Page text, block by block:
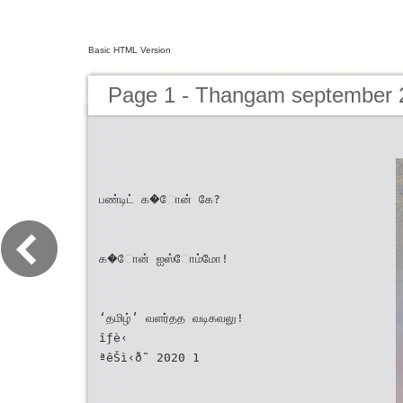
Basic HTML Version
Page 1 - Thangam september
பண்டிட் க�ோன் கே?
க�ோன் ஐஸ்ோம்மோ!
‘தமிழ்’ வளர்தத வடிகவலு!
îƒè‹
ªêŠì‹ð˜ 2020 1